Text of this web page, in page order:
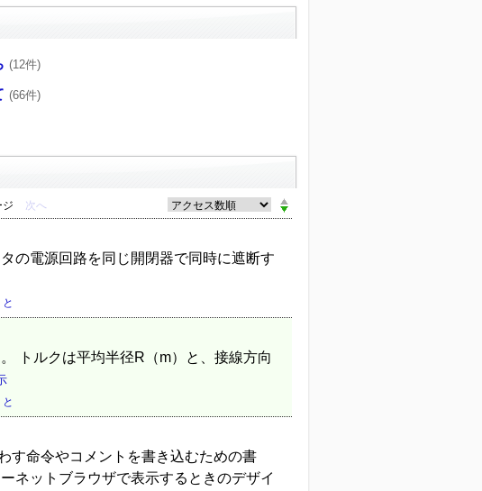
(12件)
(66件)
ジ 次へ
の電源回路を同じ開閉器で同時に遮断す
と
トルクは平均半径R（m）と、接線方向
と
す命令やコメントを書き込むための書
ネットブラウザで表示するときのデザイ